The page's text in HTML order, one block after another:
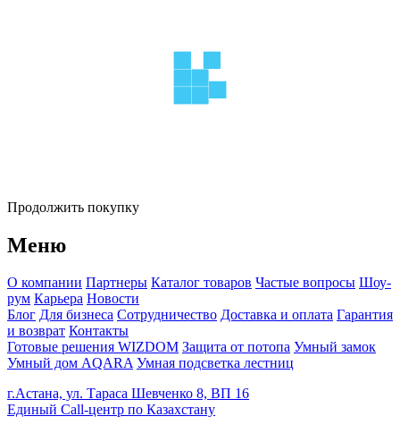
Продолжить покупку
Меню
О компании Партнеры Каталог товаров Частые вопросы Шоу-
рум Карьера Новости
Блог Для бизнеса Сотрудничество Доставка и оплата Гарантия
и возврат Контакты
Готовые решения WIZDOM Защита от потопа Умный замок
Умный дом AQARA Умная подсветка лестниц
г.Астана, ул. Тараса Шевченко 8, ВП 16
Единый Call-центр по Казахстану